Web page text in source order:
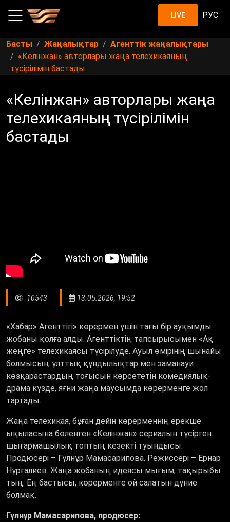
LIVE РУС
Басты Жаңалықтар
Агенттік жаңалықтары
«Келінжан» авторлары жаңа телехикаяның
түсірілімін бастады
«Келінжан» авторлары жаңа
телехикаяның түсірілімін
бастады
10543 13.05.2026, 19:52
«Хабар» Агенттігі» көрермен үшін тағы бір ауқымды
жобаны қолға алды. Агенттіктің тапсырысымен «Ақ
жеңге» телехикаясы түсірілуде. Ауыл өмірінің шынайы
болмысын, ұлттық құндылықтар мен заманауи
көзқарастардың тоғысын көрсететін комедиялық-
драма күзде, яғни жаңа маусымда көрерменге жол
тартады.
Жаңа телехикая, бұған дейін көрерменнің ерекше
ықыласына бөленген «Келінжан» сериалын түсірген
шығармашылық топтың кезекті туындысы.
Продюсері – Гүлнұр Мамасарипова. Режиссері – Ернар
Нұрғалиев. Жаңа жобаның идеясы мығым, тақырыбы
тың. Ең бастысы, көрерменге ой салатын дүние
болмақ.
Гүлнұр Мамасарипова, продюсер: